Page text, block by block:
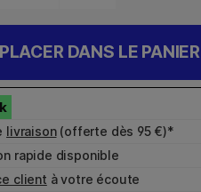
DANS LE PANIER
livraison(offerte dès 95 €)*
rapide disponible
client à votre écoute